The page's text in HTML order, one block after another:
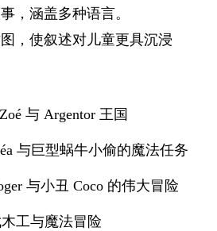
，涵盖多种语言。
，使叙述对儿童更具沉浸
与 Argentor 王国
与巨型蜗牛小偷的魔法任务
与小丑 Coco 的伟大冒险
工与魔法冒险